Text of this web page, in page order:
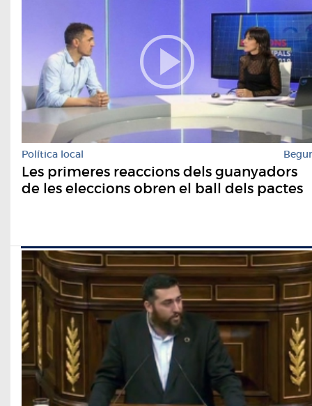
Política local Begur
Les primeres reaccions dels guanyadors
de les eleccions obren el ball dels pactes